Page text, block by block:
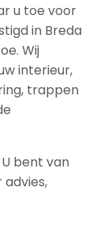
u toe voor
in Breda
Wij
interieur,
trappen
bent van
advies,